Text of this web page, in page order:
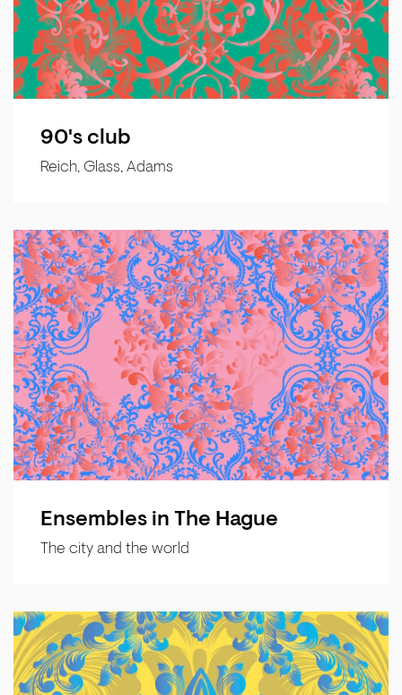
90's club
Reich, Glass, Adams
Ensembles in The Hague
The city and the world